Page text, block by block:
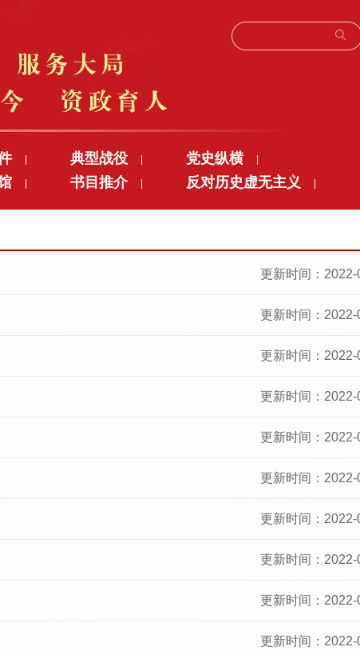
典型战役 党史纵横
书目推介 反对历史虚无主义
更新时间：2022-
更新时间：2022-
更新时间：2022-
更新时间：2022-
更新时间：2022-
更新时间：2022-
更新时间：2022-
更新时间：2022-
更新时间：2022-
更新时间：2022-